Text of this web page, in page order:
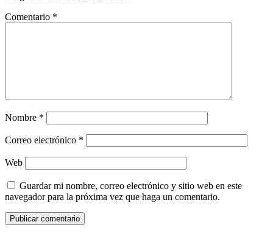
Comentario *
Nombre *
Correo electrónico *
Web
Guardar mi nombre, correo electrónico y sitio web en este
navegador para la próxima vez que haga un comentario.